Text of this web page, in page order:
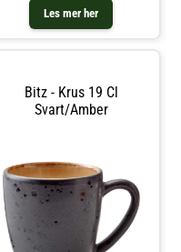
Les mer her
ved borddekkingen.Innovativ
Design: Den unike kombinasjonen
av matt svart og blank amber op
Bitz - Krus 19 Cl
Svart/amber